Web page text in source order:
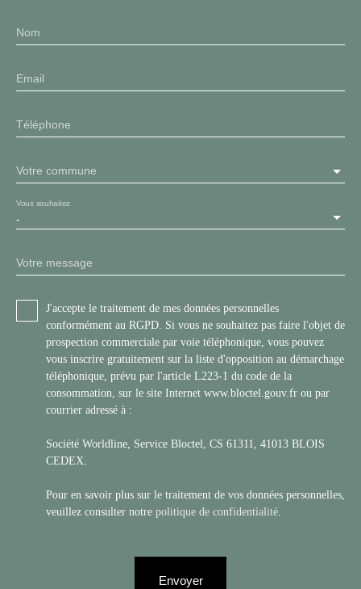
Nom
Email
Téléphone
Votre commune
-
Vous souhaitez
Votre message
J'accepte le traitement de mes données personnelles
conformément au RGPD. Si vous ne souhaitez pas faire l'objet de
prospection commerciale par voie téléphonique, vous pouvez
vous inscrire gratuitement sur la liste d'opposition au démarchage
téléphonique, prévu par l'article L223-1 du code de la
consommation, sur le site Internet www.bloctel.gouv.fr ou par
courrier adressé à :
Société Worldline, Service Bloctel, CS 61311, 41013 BLOIS
CEDEX.
Pour en savoir plus sur le traitement de vos données personnelles,
veuillez consulter notre politique de confidentialité
Envoyer